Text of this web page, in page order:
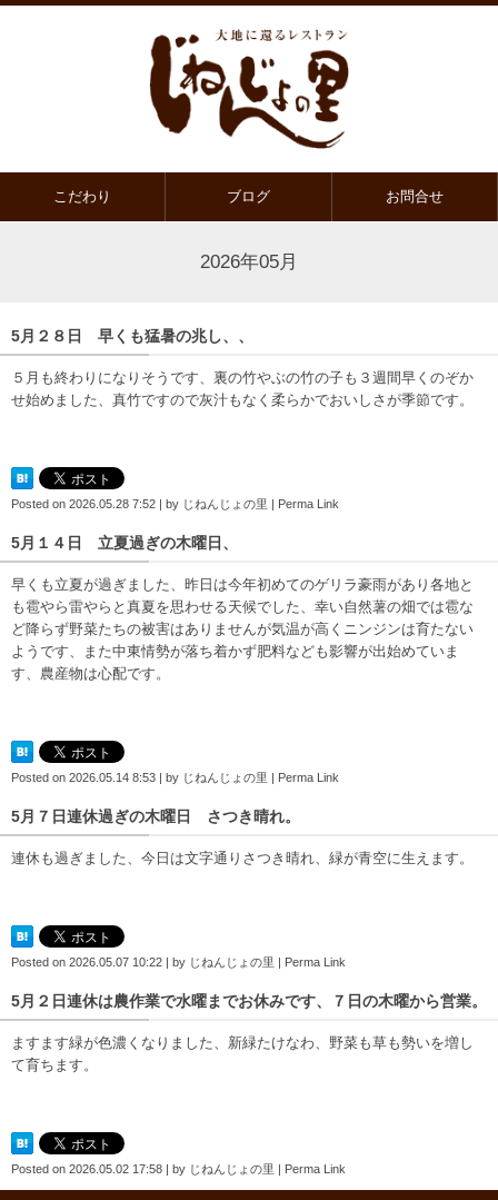
こだわり ブログ お問合せ
2026年05月
5月２８日 早くも猛暑の兆し、、
５月も終わりになりそうです、裏の竹やぶの竹の子も３週間早くのぞか
せ始めました、真竹ですので灰汁もなく柔らかでおいしさが季節です。
Posted on 2026.05.28 7:52 | by じねんじょの里 | Perma Link
5月１４日 立夏過ぎの木曜日、
早くも立夏が過ぎました、昨日は今年初めてのゲリラ豪雨があり各地と
も雹やら雷やらと真夏を思わせる天候でした、幸い自然薯の畑では雹な
ど降らず野菜たちの被害はありませんが気温が高くニンジンは育たない
ようです、また中東情勢が落ち着かず肥料なども影響が出始めていま
す、農産物は心配です。
Posted on 2026.05.14 8:53 | by じねんじょの里 | Perma Link
5月７日連休過ぎの木曜日 さつき晴れ。
連休も過ぎました、今日は文字通りさつき晴れ、緑が青空に生えます。
Posted on 2026.05.07 10:22 | by じねんじょの里 | Perma Link
5月２日連休は農作業で水曜までお休みです、７日の木曜から営業。
ますます緑が色濃くなりました、新緑たけなわ、野菜も草も勢いを増し
て育ちます。
Posted on 2026.05.02 17:58 | by じねんじょの里 | Perma Link